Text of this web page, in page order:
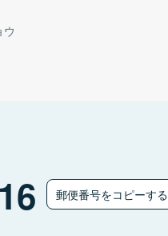
郵便番号をコピーする